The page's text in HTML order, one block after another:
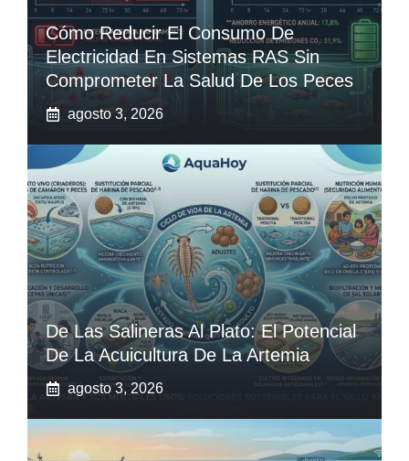
Cómo Reducir El Consumo De
Electricidad En Sistemas RAS Sin
Comprometer La Salud De Los Peces
agosto 3, 2026
De Las Salineras Al Plato: El Potencial
De La Acuicultura De La Artemia
agosto 3, 2026